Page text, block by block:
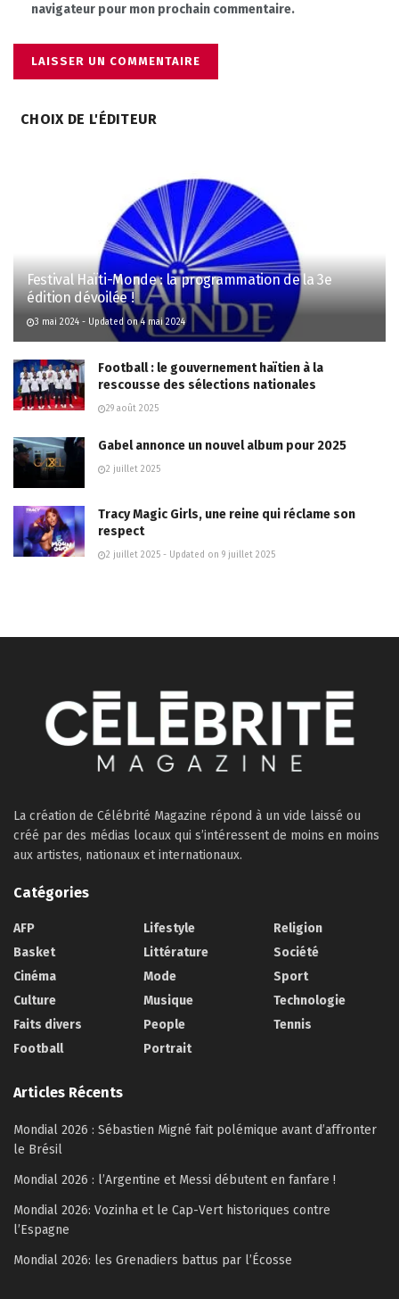
navigateur pour mon prochain commentaire.
CHOIX DE L'ÉDITEUR
Festival Haïti-Monde : la programmation de la 3e
édition dévoilée !
3 mai 2024 - Updated on 4 mai 2024
Football : le gouvernement haïtien à la
rescousse des sélections nationales
29 août 2025
Gabel annonce un nouvel album pour 2025
2 juillet 2025
Tracy Magic Girls, une reine qui réclame son
respect
2 juillet 2025 - Updated on 9 juillet 2025
La création de Célébrité Magazine répond à un vide laissé ou
créé par des médias locaux qui s’intéressent de moins en moins
aux artistes, nationaux et internationaux.
Catégories
AFP
Basket
Cinéma
Culture
Faits divers
Football
Lifestyle
Littérature
Mode
Musique
People
Portrait
Religion
Société
Sport
Technologie
Tennis
Articles Récents
Mondial 2026 : Sébastien Migné fait polémique avant d’affronter
le Brésil
Mondial 2026 : l’Argentine et Messi débutent en fanfare !
Mondial 2026: Vozinha et le Cap-Vert historiques contre
l’Espagne
Mondial 2026: les Grenadiers battus par l’Écosse